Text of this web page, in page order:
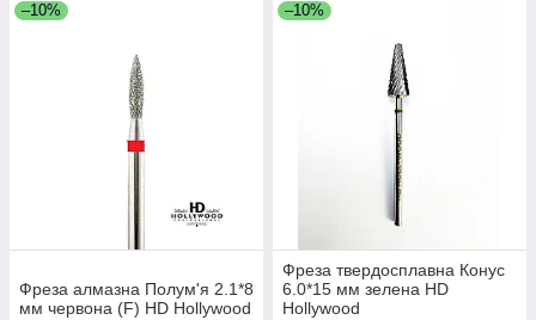
–10%
Фреза алмазна Полум'я 2.1*8
мм червона (F) HD Hollywood
–10%
Фреза твердосплавна Конус
6.0*15 мм зелена HD
Hollywood